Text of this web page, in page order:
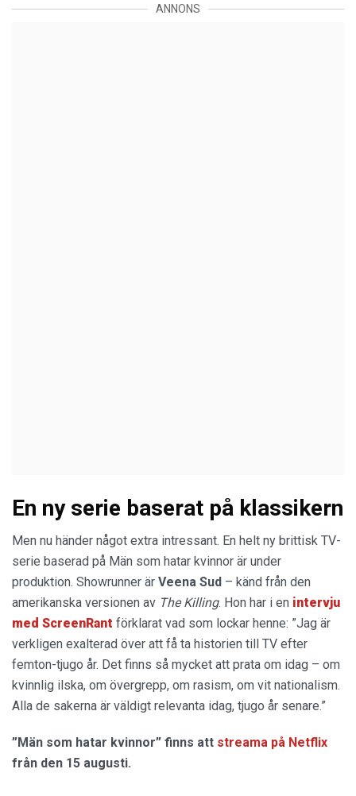
ANNONS
En ny serie baserat på klassikern
Men nu händer något extra intressant. En helt ny brittisk TV-
serie baserad på Män som hatar kvinnor är under
produktion. Showrunner är Veena Sud – känd från den
amerikanska versionen av The Killing. Hon har i en intervju
med ScreenRant förklarat vad som lockar henne: ”Jag är
verkligen exalterad över att få ta historien till TV efter
femton-tjugo år. Det finns så mycket att prata om idag – om
kvinnlig ilska, om övergrepp, om rasism, om vit nationalism.
Alla de sakerna är väldigt relevanta idag, tjugo år senare.”
”Män som hatar kvinnor” finns att streama på Netflix
från den 15 augusti.